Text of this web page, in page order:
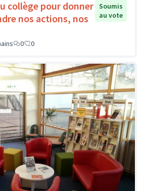
collège pour donner
nos actions, nos
Soumis
au vote
0 0